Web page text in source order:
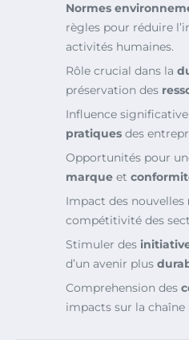
Normes
règles pour réduire
activités humaines.
Rôle crucial dans la
préservation des
Influence
pratiques des
Opportunités pour
marque et
Impact des nouvelles
compétitivité des
Stimuler des
d’un avenir plus
Comprehension des
impacts sur la chaîne